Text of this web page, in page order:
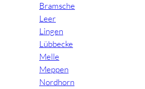
Bramsche
Leer
Lingen
Lübbecke
Melle
Meppen
Nordhorn